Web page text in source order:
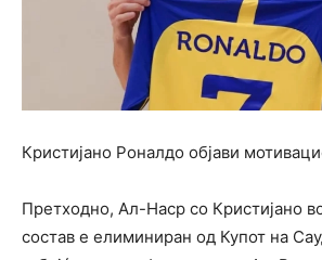
Кристијано Роналдо објави
Претходно, Ал-Наср со Кристијано
состав е елиминиран од Купот на